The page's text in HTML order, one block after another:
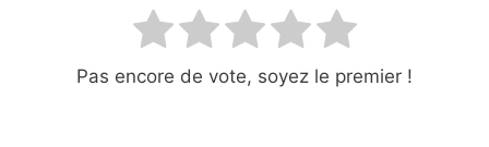
Pas encore de vote, soyez le premier !